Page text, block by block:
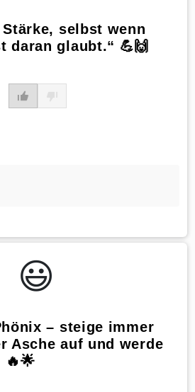
selbst wenn
daran glaubt.“ 💪🙌
😃️
– steige immer
Asche auf und werde
🔥🌟